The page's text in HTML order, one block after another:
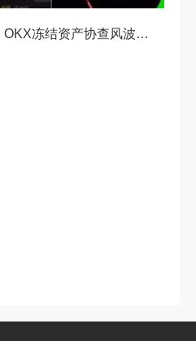
OKX冻结资产协查风波，合规与用户权益的平衡之道